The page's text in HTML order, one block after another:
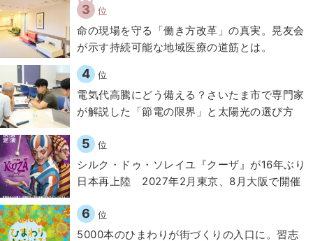
3 位
​命の現場を守る「働き方改革」の真実。晃友会
が示す持続可能な地域医療の道筋とは。
4 位
電気代高騰にどう備える？さいたま市で専門家
が解説した「節電の限界」と太陽光の選び方
5 位
シルク・ドゥ・ソレイユ『クーザ』が16年ぶり
日本再上陸 2027年2月東京、8月大阪で開催
6 位
5000本のひまわりが街づくりの入口に。習志